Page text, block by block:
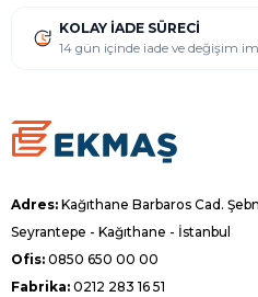
KOLAY İADE SÜRECI
14 gün içinde iade ve değişim
Adres: Kağıthane Barbaros Cad.
Seyrantepe - Kağıthane - İstanbul
Ofis: 0850 650 00 00
Fabrika: 0212 283 16 51